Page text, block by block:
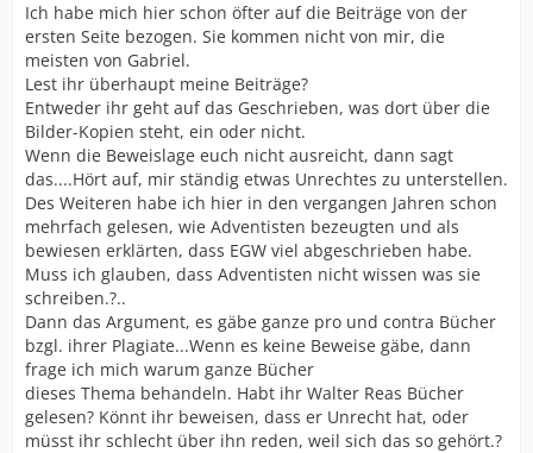
Ich habe mich hier schon öfter auf die Beiträge von der
ersten Seite bezogen. Sie kommen nicht von mir, die
meisten von Gabriel.
Lest ihr überhaupt meine Beiträge?
Entweder ihr geht auf das Geschrieben, was dort über die
Bilder-Kopien steht, ein oder nicht.
Wenn die Beweislage euch nicht ausreicht, dann sagt
das....Hört auf, mir ständig etwas Unrechtes zu unterstellen.
Des Weiteren habe ich hier in den vergangen Jahren schon
mehrfach gelesen, wie Adventisten bezeugten und als
bewiesen erklärten, dass EGW viel abgeschrieben habe.
Muss ich glauben, dass Adventisten nicht wissen was sie
schreiben.?..
Dann das Argument, es gäbe ganze pro und contra Bücher
bzgl. ihrer Plagiate...Wenn es keine Beweise gäbe, dann
frage ich mich warum ganze Bücher
dieses Thema behandeln. Habt ihr Walter Reas Bücher
gelesen? Könnt ihr beweisen, dass er Unrecht hat, oder
müsst ihr schlecht über ihn reden, weil sich das so gehört.?